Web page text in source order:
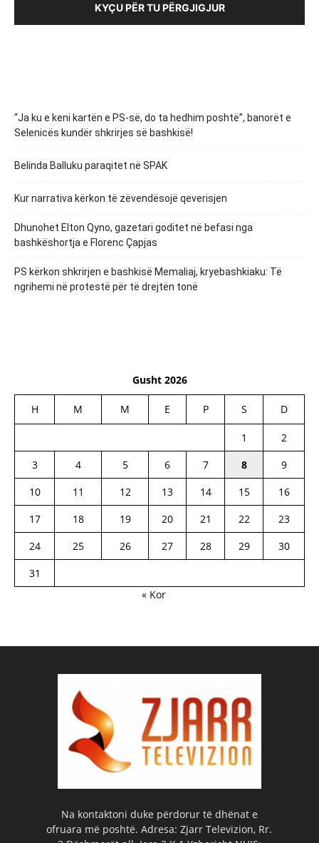
KYÇU PËR TU PËRGJIGJUR
“Ja ku e keni kartën e PS-së, do ta hedhim poshtë”, banorët e
Selenicës kundër shkrirjes së bashkisë!
Belinda Balluku paraqitet në SPAK
Kur narrativa kërkon të zëvendësojë qeverisjen
Dhunohet Elton Qyno, gazetari goditet në befasi nga
bashkëshortja e Florenc Çapjas
PS kërkon shkrirjen e bashkisë Memaliaj, kryebashkiaku: Të
ngrihemi në protestë për të drejtën tonë
Gusht 2026
H M M E P S D
1
2
3
4 5 6 7 8
9
10
11 12 13 14 15
16
17
18 19 20 21 22
23
24
25 26 27 28 29
30
31
« Kor
Na kontaktoni duke përdorur të dhënat e
ofruara më poshtë. Adresa: Zjarr Televizion, Rr.